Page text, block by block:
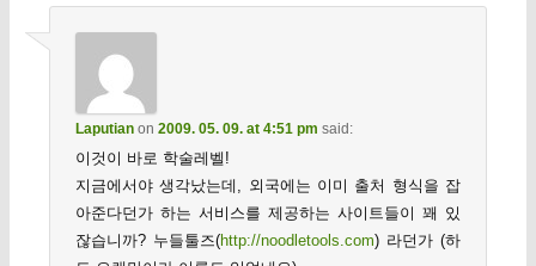
Laputianon 2009. 05. 09. at 4:51 pm said:
이것이 바로 학술레벨!
지금에서야 생각났는데, 외국에는 이미 출처 형식을 잡
아준다던가 하는 서비스를 제공하는 사이트들이 꽤 있
잖습니까? 누들툴즈(http://noodletools.com) 라던가 (하